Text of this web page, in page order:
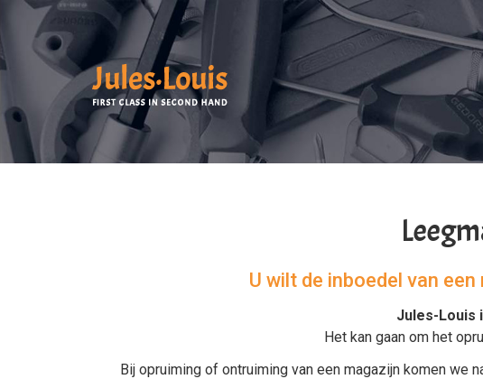
U wilt de inboedel van
Jules-Louis
Het kan gaan om het
Bij opruiming of ontruiming van een magazijn komen we